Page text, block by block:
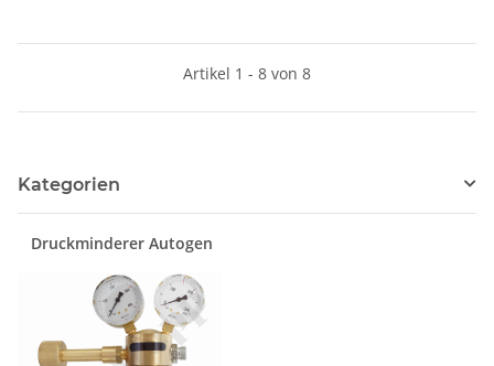
Artikel 1 - 8 von 8
Kategorien
Druckminderer Autogen